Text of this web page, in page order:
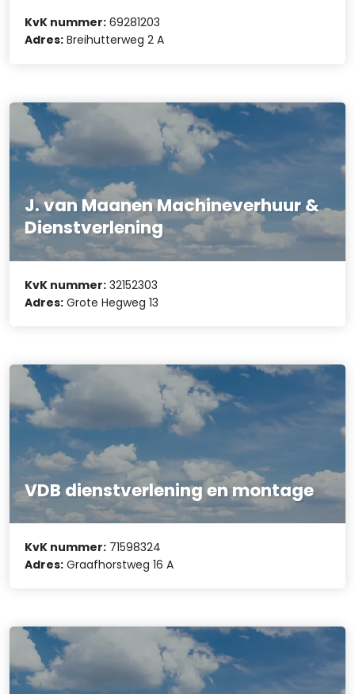
KvK nummer: 69281203
Adres: Breihutterweg 2 A
J. van Maanen Machineverhuur &
Dienstverlening
KvK nummer: 32152303
Adres: Grote Hegweg 13
VDB dienstverlening en montage
KvK nummer: 71598324
Adres: Graafhorstweg 16 A